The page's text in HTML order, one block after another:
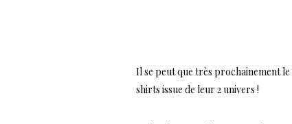
Il se peut que très prochainement
shirts issue de leur 2 univers !